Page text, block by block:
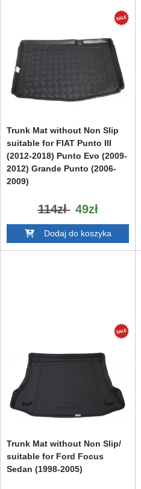
Trunk Mat without Non Slip
suitable for FIAT Punto III
(2012-2018) Punto Evo (2009-
2012) Grande Punto (2006-
2009)
114zł 49zł
Dodaj do koszyka
Trunk Mat without Non Slip/
suitable for Ford Focus
Sedan (1998-2005)